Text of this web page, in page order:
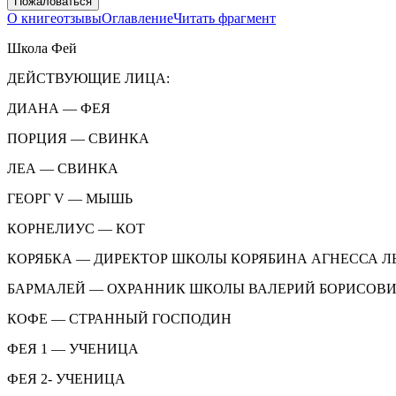
О книгеотзывыОглавлениеЧитать фрагмент
Школа Фей
ДЕЙСТВУЮЩИЕ ЛИЦА:
ДИАНА — ФЕЯ
ПОРЦИЯ — СВИНКА
ЛЕА — СВИНКА
ГЕОРГ V — МЫШЬ
КОРНЕЛИУС — КОТ
КОРЯБКА — ДИРЕКТОР ШКОЛЫ КОРЯБИНА АГНЕССА
БАРМАЛЕЙ — ОХРАННИК ШКОЛЫ ВАЛЕРИЙ
КОФЕ — СТРАННЫЙ ГОСПОДИН
ФЕЯ 1 — УЧЕНИЦА
ФЕЯ 2- УЧЕНИЦА